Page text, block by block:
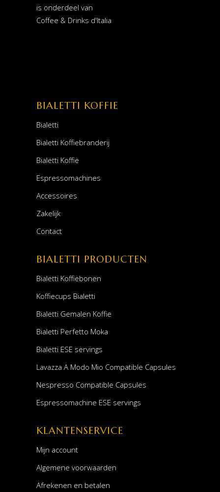
is onderdeel van
Coffee & Drinks d'Italia
BIALETTI KOFFIE
Bialetti
Bialetti Koffiebranderij
Bialetti Koffie
Espressomachines
Accessoires
Zakelijk
Contact
BIALETTI PRODUCTEN
Bialetti Koffiebonen
Koffiecups Bialetti
Bialetti Gemalen Koffie
Bialetti Perfetto Moka
Bialetti ESE servings
Lavazza A Modo Mio Compatible Capsules
Nespresso Compatible Capsules
Espressomachine ESE servings
KLANTENSERVICE
Mijn account
Algemene voorwaarden
Afrekenen en betalen